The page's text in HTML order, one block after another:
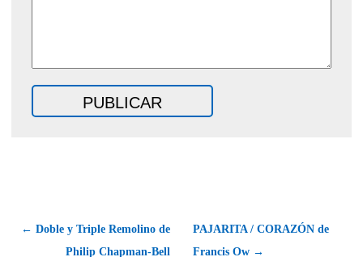
← Doble y Triple Remolino de
Philip Chapman-Bell
PAJARITA / CORAZÓN de
Francis Ow →